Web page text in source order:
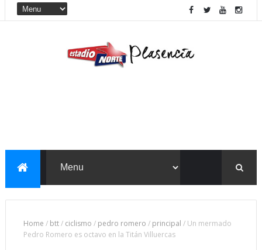
Home / btt/ ciclismo / pedro romero / principal / Un mermado
Pedro Romero es octavo en la Titán Villuercas